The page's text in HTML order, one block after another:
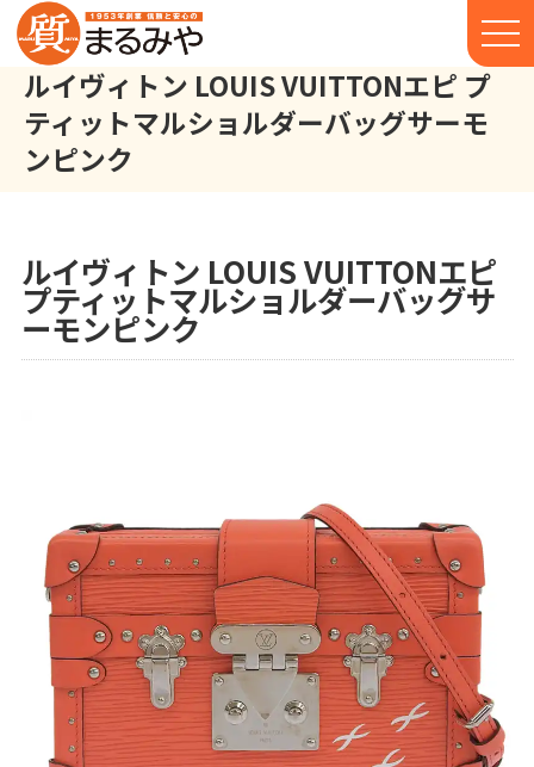
ルイヴィトン LOUIS VUITTONエピ プ
ティットマルショルダーバッグサーモ
ンピンク
ルイヴィトン LOUIS VUITTONエピ
プティットマルショルダーバッグサ
ーモンピンク